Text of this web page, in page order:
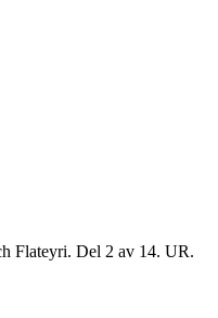
Flateyri. Del 2 av 14. UR.